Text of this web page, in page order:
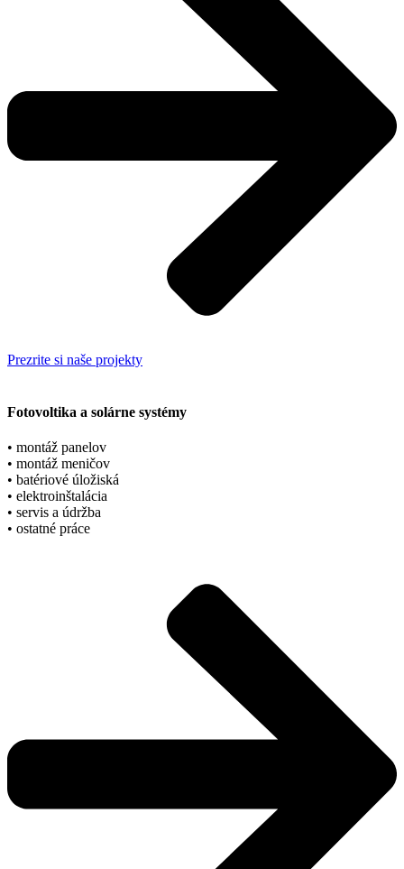
Prezrite si naše projekty
Fotovoltika a solárne systémy
• montáž panelov
• montáž meničov
• batériové úložiská
• elektroinštalácia
• servis a údržba
• ostatné práce